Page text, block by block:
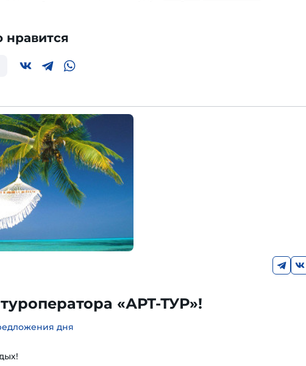
нравится
«АРТ-ТУР»!
дня